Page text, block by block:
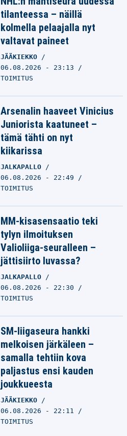
tilanteessa – näillä
kolmella pelaajalla nyt
valtavat paineet
JÄÄKIEKKO
06.08.2026 - 23:13
TOIMITUS
Arsenalin haaveet Vinicius
Juniorista kaatuneet –
tämä tähti on nyt
kiikarissa
JALKAPALLO
06.08.2026 - 22:49
TOIMITUS
MM-kisasensaatio teki
tylyn ilmoituksen
Valioliiga-seuralleen –
jättisiirto luvassa?
JALKAPALLO
06.08.2026 - 22:30
TOIMITUS
SM-liigaseura hankki
melkoisen järkäleen –
samalla tehtiin kova
paljastus ensi kauden
joukkueesta
JÄÄKIEKKO
06.08.2026 - 22:11
TOIMITUS